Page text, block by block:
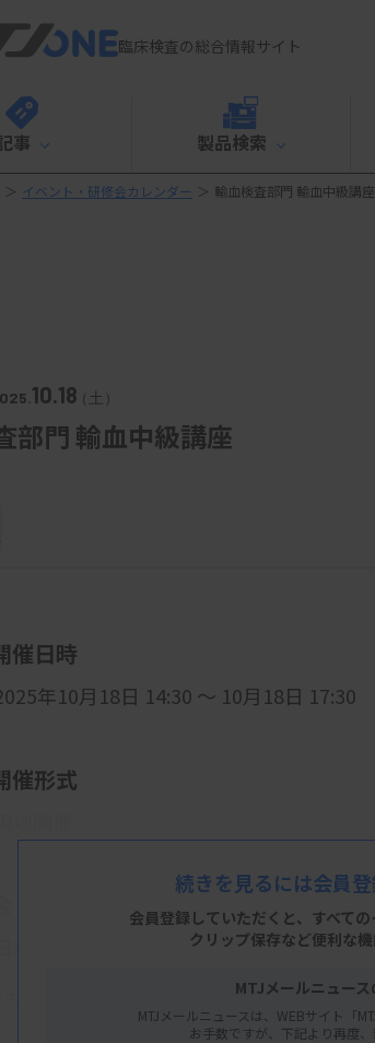
臨床検査の総合情報サイト
事 製品検索
＞ イベント・研修会カレンダー ＞ 輸血検査部門 輸血中級講座
10.18（土）
部門 輸血中級講座
催日時
年10月18日 14:30 ～ 10月18日 17:30
催形式
本赤十字社近畿ブロック血液センター 4
阪府茨木市彩都あさぎ七丁目5番17号
続きを見るには会員
会員登録していただくと、すべて
クリップ保存など便利な
MTJメールニュー
MTJメールニュースは、WEBサイト「
お手数ですが、下記より再度